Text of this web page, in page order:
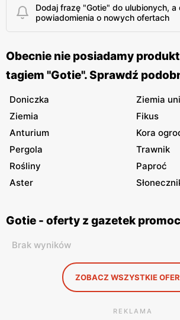
Dodaj frazę "Gotie" do ulubionych, a
powiadomienia o nowych ofertach
Obecnie nie posiadamy
tagiem "Gotie". Sprawdź
Doniczka
Ziemia
Ziemia
Fikus
Anturium
Kora
Pergola
Trawnik
Rośliny
Paproć
Aster
Gotie - oferty z gazetek
Brak wyników
ZOBACZ WSZYSTKIE
REKLAMA